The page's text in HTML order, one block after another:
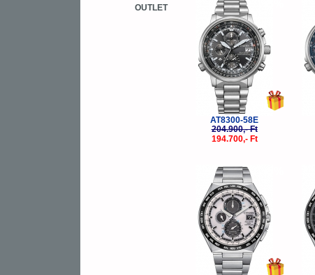
OUTLET
AT8300-58E
204.900,- Ft
194.700,- Ft